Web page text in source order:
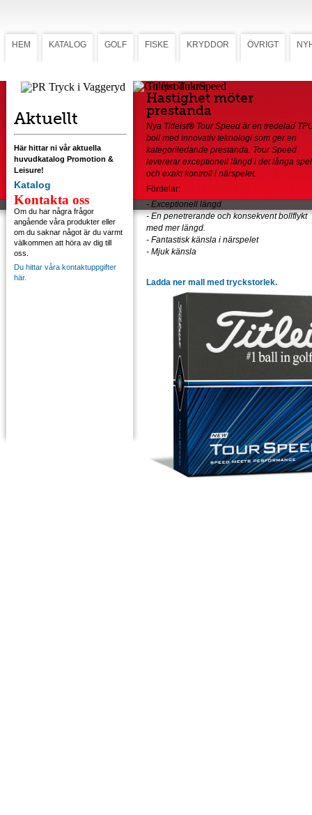
HEM KATALOG GOLF FISKE KRYDDOR ÖVRIGT
Aktuellt
Här hittar ni vår aktuella
huvudkatalog Promotion &
Leisure!
Katalog
Kontakta oss
Om du har några frågor
angående våra produkter eller
om du saknar något är du varmt
välkommen att höra av dig till
oss.
Du hittar våra kontaktuppgifter
här.
Titleist TourSpeed
Hastighet möter
prestanda
Nya Titleist® Tour Speed är en tredelad
boll med innovativ teknologi som ger en
kategoriledande prestanda. Tour Speed
levererar exceptionell längd i det långa
och exakt kontroll i närspelet.
Fördelar:
- Exceptionell längd
- En penetrerande och konsekvent bollflykt
med mer längd.
- Fantastisk känsla i närspelet
- Mjuk känsla
Ladda ner mall med tryckstorlek.